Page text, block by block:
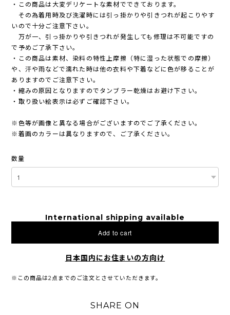
・この商品は大変デリケートな素材でできております。
その為着用時及び洗濯時には引っ掛かりや引きつれが起こりやす
いので十分ご注意下さい。
万が一、引っ掛かりや引きつれが発生しても修理は不可能ですの
で予めご了承下さい。
・この商品は素材、染料の特性上摩擦（特に湿った状態での摩擦）
や、汗や雨などで濡れた時は他の衣料や下着などに色が移ることが
ありますのでご注意下さい。
・縮みの原因となりますのでタンブラー乾燥はお避け下さい。
・取り扱い絵表示は必ずご確認下さい。
※色等が画像と異なる場合がございますのでご了承ください。
※着画のカラーは異なりますので、ご了承ください。
数量
International shipping available
Add to cart
日本国内にお住まいの方向け
※この商品は2点までのご注文とさせていただきます。
SHARE ON